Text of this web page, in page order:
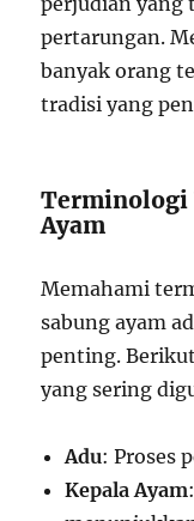
pertarungan.
banyak orang
tradisi yang
Terminologi
Ayam
Memahami
sabung ayam
penting.
yang sering
Adu: Proses
Kepala Ayam